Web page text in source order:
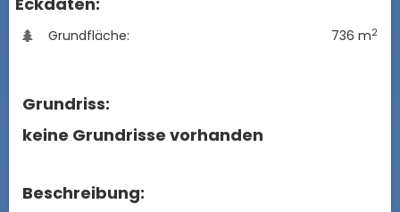
Grundfläche: 736 m2
Grundriss:
keine Grundrisse vorhanden
Beschreibung: